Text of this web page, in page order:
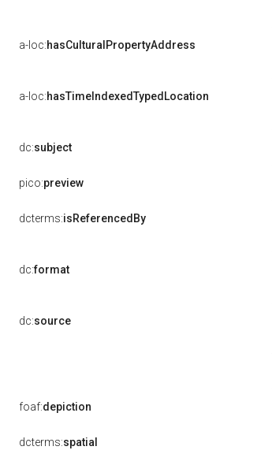
a-loc:hasCulturalPropertyAddress
a-loc:hasTimeIndexedTypedLocation
dc:subject
pico:preview
dcterms:isReferencedBy
dc:format
dc:source
foaf:depiction
dcterms:spatial